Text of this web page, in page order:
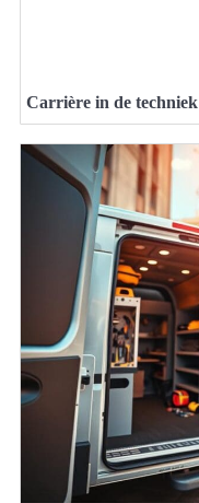
Carrière in de techniek